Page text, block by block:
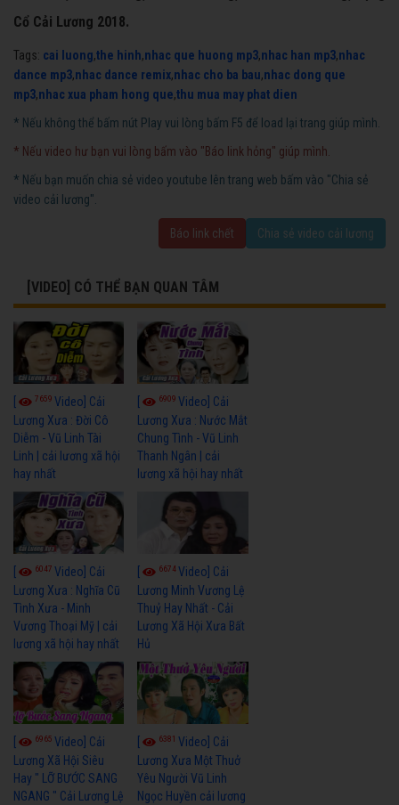
Cổ Cải Lương 2018.
Tags: cai luong,the hinh,nhac que huong mp3,nhac han mp3,nhac
dance mp3,nhac dance remix,nhac cho ba bau,nhac dong que
mp3,nhac xua pham hong que,thu mua may phat dien
* Nếu không thể bấm nút Play vui lòng bấm F5 để load lại trang giúp mình.
* Nếu video hư bạn vui lòng bấm vào "Báo link hỏng" giúp mình.
* Nếu bạn muốn chia sẻ video youtube lên trang web bấm vào "Chia sẻ
video cải lương".
Báo link chết Chia sẻ video cải lương
[VIDEO] CÓ THỂ BẠN QUAN TÂM
7659 Video] Cải
Lương Xưa : Đời Cô
Diễm - Vũ Linh Tài
Linh | cải lương xã hội
hay nhất
6909Video] Cải
Lương Xưa : Nước Mắt
Chung Tình - Vũ Linh
Thanh Ngân | cải
lương xã hội hay nhất
6047 Video] Cải
Lương Xưa : Nghĩa Cũ
Tình Xưa - Minh
Vương Thoại Mỹ | cải
lương xã hội hay nhất
6674Video] Cải
Lương Minh Vương Lệ
Thuỷ Hay Nhất - Cải
Lương Xã Hội Xưa Bất
Hủ
6965 Video] Cải
Lương Xã Hội Siêu
Hay " LỠ BƯỚC SANG
NGANG " Cải Lương Lệ
6381Video] Cải
Lương Xưa Một Thuở
Yêu Người Vũ Linh
Ngọc Huyền cải lương